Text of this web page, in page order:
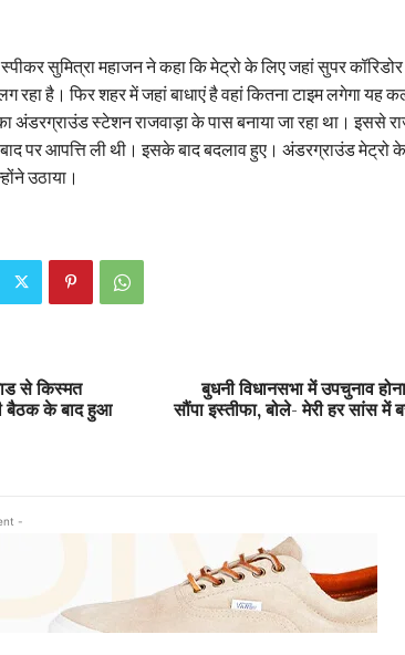
सुमित्रा महाजन ने कहा कि मेट्रो के लिए जहां सुपर
रहा है। फिर शहर में जहां बाधाएं है वहां कितना टाइम लगेगा यह
अंडरग्राउंड स्टेशन राजवाड़ा के पास बनाया जा रहा था। इससे
पर आपत्ति ली थी। इसके बाद बदलाव हुए। अंडरग्राउंड मेट्रो
उठाया।
से किस्मत
बैठक के बाद हुआ
बुधनी विधानसभा में उपचुनाव
सौंपा इस्तीफा, बोले- मेरी हर सांस में
-